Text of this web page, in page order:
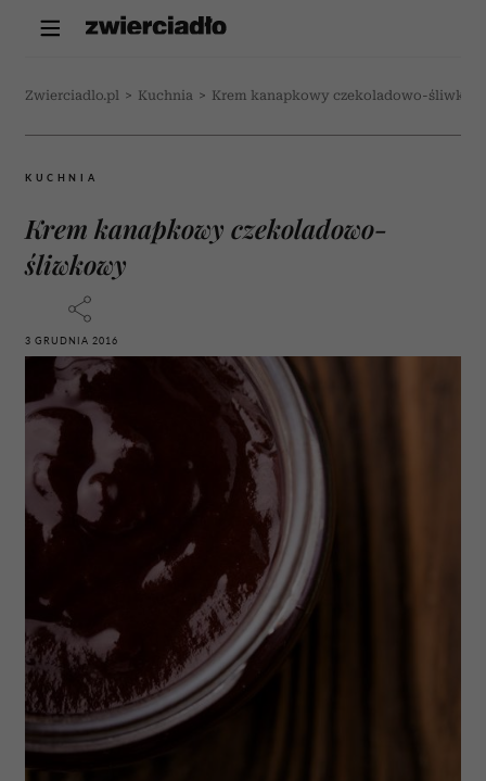
Zwierciadlo.pl > Kuchnia > Krem kanapkowy czekoladowo-
KUCHNIA
Krem kanapkowy czekoladowo-
śliwkowy
3 GRUDNIA 2016